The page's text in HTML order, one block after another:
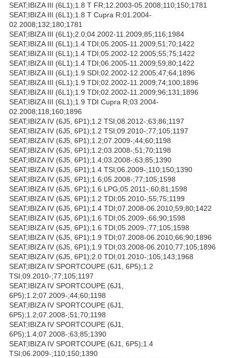
SEAT;IBIZA III (6L1);1.8 T FR;12.2003-05.2008;110;150;1781
SEAT;IBIZA III (6L1);1.8 T Cupra R;01.2004-
02.2008;132;180;1781
SEAT;IBIZA III (6L1);2.0;04.2002-11.2009;85;116;1984
SEAT;IBIZA III (6L1);1.4 TDI;05.2005-11.2009;51;70;1422
SEAT;IBIZA III (6L1);1.4 TDI;05.2002-12.2005;55;75;1422
SEAT;IBIZA III (6L1);1.4 TDI;06.2005-11.2009;59;80;1422
SEAT;IBIZA III (6L1);1.9 SDI;02.2002-12.2005;47;64;1896
SEAT;IBIZA III (6L1);1.9 TDI;02.2002-11.2009;74;100;1896
SEAT;IBIZA III (6L1);1.9 TDI;02.2002-11.2009;96;131;1896
SEAT;IBIZA III (6L1);1.9 TDI Cupra R;03.2004-
02.2008;118;160;1896
SEAT;IBIZA IV (6J5, 6P1);1.2 TSI;08.2012-;63;86;1197
SEAT;IBIZA IV (6J5, 6P1);1.2 TSI;09.2010-;77;105;1197
SEAT;IBIZA IV (6J5, 6P1);1.2;07.2009-;44;60;1198
SEAT;IBIZA IV (6J5, 6P1);1.2;03.2008-;51;70;1198
SEAT;IBIZA IV (6J5, 6P1);1.4;03.2008-;63;85;1390
SEAT;IBIZA IV (6J5, 6P1);1.4 TSI;06.2009-;110;150;1390
SEAT;IBIZA IV (6J5, 6P1);1.6;05.2008-;77;105;1598
SEAT;IBIZA IV (6J5, 6P1);1.6 LPG;05.2011-;60;81;1598
SEAT;IBIZA IV (6J5, 6P1);1.2 TDI;05.2010-;55;75;1199
SEAT;IBIZA IV (6J5, 6P1);1.4 TDI;07.2008-06.2010;59;80;1422
SEAT;IBIZA IV (6J5, 6P1);1.6 TDI;05.2009-;66;90;1598
SEAT;IBIZA IV (6J5, 6P1);1.6 TDI;05.2009-;77;105;1598
SEAT;IBIZA IV (6J5, 6P1);1.9 TDI;07.2008-06.2010;66;90;1896
SEAT;IBIZA IV (6J5, 6P1);1.9 TDI;03.2008-06.2010;77;105;1896
SEAT;IBIZA IV (6J5, 6P1);2.0 TDI;01.2010-;105;143;1968
SEAT;IBIZA IV SPORTCOUPE (6J1, 6P5);1.2
TSI;09.2010-;77;105;1197
SEAT;IBIZA IV SPORTCOUPE (6J1,
6P5);1.2;07.2009-;44;60;1198
SEAT;IBIZA IV SPORTCOUPE (6J1,
6P5);1.2;07.2008-;51;70;1198
SEAT;IBIZA IV SPORTCOUPE (6J1,
6P5);1.4;07.2008-;63;85;1390
SEAT;IBIZA IV SPORTCOUPE (6J1, 6P5);1.4
TSI;06.2009-;110;150;1390